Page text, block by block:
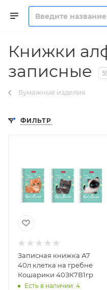
Книжки
записные
Бумажные изделия
ФИЛЬТР
Записная книжка А7
40л клетка на гребне
Кошарики 40ЗК7В1гр
Есть в наличии: 4